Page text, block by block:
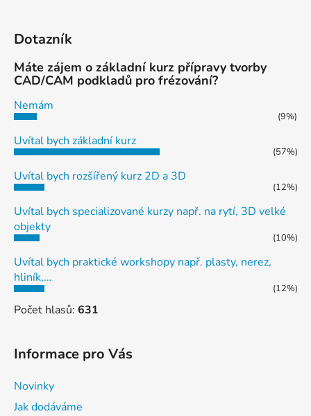
Dotazník
Máte zájem o základní kurz přípravy tvorby
CAD/CAM podkladů pro frézování?
Nemám
(9%)
Uvítal bych základní kurz
(57%)
Uvítal bych rozšířený kurz 2D a 3D
(12%)
Uvítal bych specializované kurzy např. na rytí, 3D velké
objekty
(10%)
Uvítal bych praktické workshopy např. plasty, nerez,
hliník,...
(12%)
Počet hlasů: 631
Informace pro Vás
Novinky
Jak dodáváme